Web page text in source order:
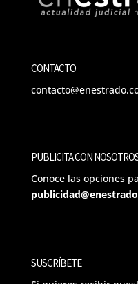
CONTACTO
PUBLICITA CON
Conoce las opciones
SUSCRÍBETE